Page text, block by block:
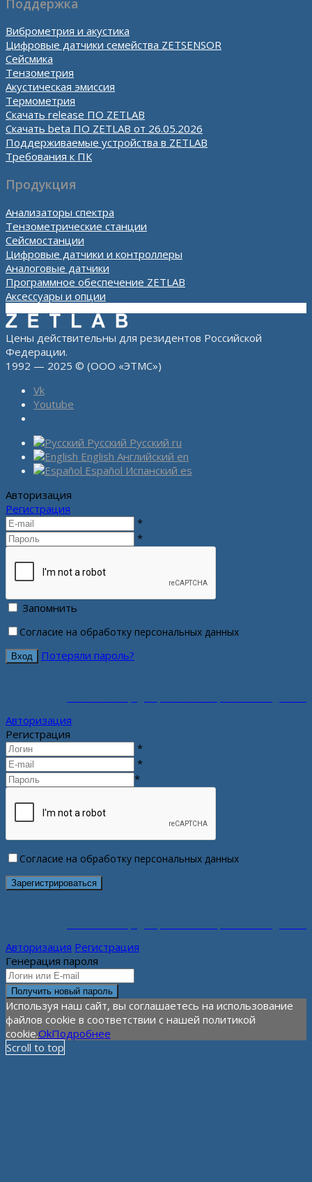
Поддержка
Виброметрия и акустика
Цифровые датчики семейства ZETSENSOR
Сейсмика
Тензометрия
Акустическая эмиссия
Термометрия
Скачать release ПО ZETLAB
Скачать beta ПО ZETLAB от 26.05.2026
Поддерживаемые устройства в ZETLAB
Требования к ПК
Продукция
Анализаторы спектра
Тензометрические станции
Сейсмостанции
Цифровые датчики и контроллеры
Аналоговые датчики
Программное обеспечение ZETLAB
Аксессуары и опции
Цены действительны для резидентов Российской
Федерации.
1992 — 2025 © (ООО «ЭТМС»)
Vk
Youtube
Русский Русский ru
English Английский en
Español Испанский es
Авторизация
Регистрация
*
*
Запомнить
Согласие на обработку персональных данных
Потеряли пароль?
Авторизация
Регистрация
*
*
*
Согласие на обработку персональных данных
Авторизация Регистрация
Генерация пароля
Используя наш сайт, вы соглашаетесь на использование
файлов cookie в соответствии с нашей политикой
cookie.OkПодробнее
Scroll to top